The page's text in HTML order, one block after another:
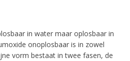
in water maar oplosbaar in
onoplosbaar is in zowel
vorm bestaat in twee fasen, de